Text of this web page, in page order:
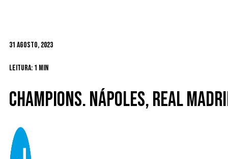
31 Agosto, 2023
Leitura: 1 min
Champions. Nápoles, Real